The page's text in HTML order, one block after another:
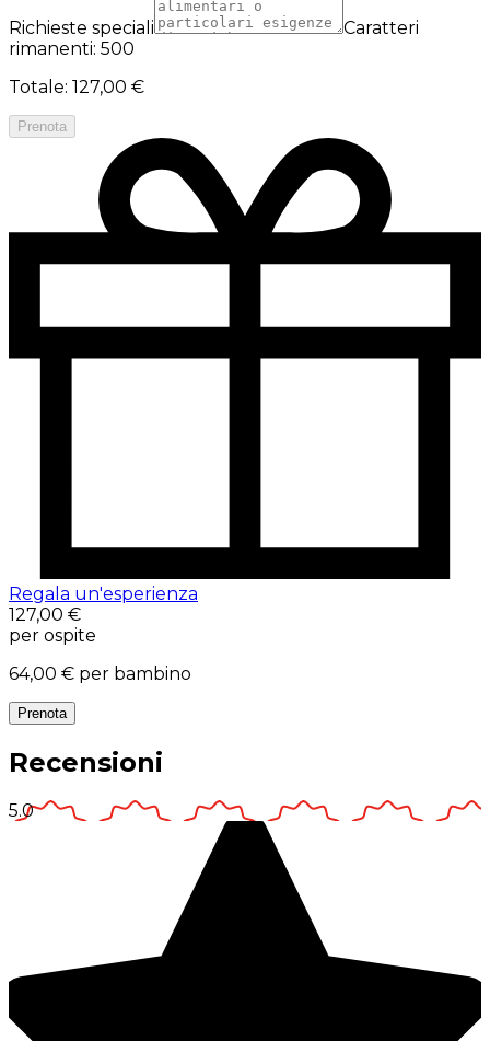
Richieste speciali
Caratteri
rimanenti: 500
Totale: 127,00 €
Prenota
Regala un'esperienza
127,00 €
per ospite
64,00 € per bambino
Prenota
Recensioni
5.0